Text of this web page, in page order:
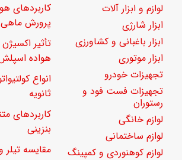
لوازم و ابزار آلات
ابزار شارژی
ابزار باغبانی و کشاورزی
ابزار موتوری
تجهیزات خودرو
تجهیزات فست فود و
رستوران
لوازم خانگی
لوازم ساختمانی
لوازم کوهنوردی و کمپینگ
کاربردهای
پرورش ماهی
تأثیر
هواده
انواع
ثانویه
کاربردهای
بنزینی
مقایسه تیلر